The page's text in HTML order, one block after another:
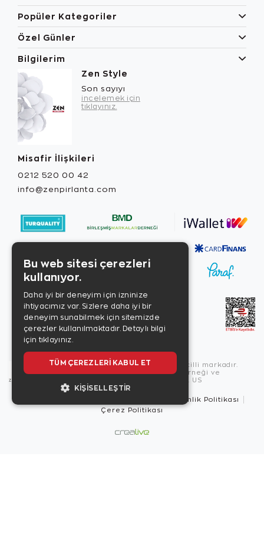
Popüler Kategoriler
Özel Günler
Bilgilerim
Zen Style
Son sayıyı
incelemek için
tıklayınız.
Misafir İlişkileri
0212 520 00 42
info@zenpirlanta.com
Copyright © 2026, Zen Diamond tescilli markadır.
Zen Diamond Birleşmiş Markalar Derneği ve
Turquality Destek Programı üyesidir. US
Güvenlik Politikası
Çerez Politikası
Bu web sitesi çerezleri
kullanıyor.
Daha iyi bir deneyim için izninize
ihtiyacımız var. Sizlere daha iyi bir
deneyim sunabilmek için sitemizde
çerezler kullanılmaktadır. Detaylı bilgi
için tıklayınız.
TÜM ÇEREZLERI KABUL ET
KIŞISELLEŞTIR